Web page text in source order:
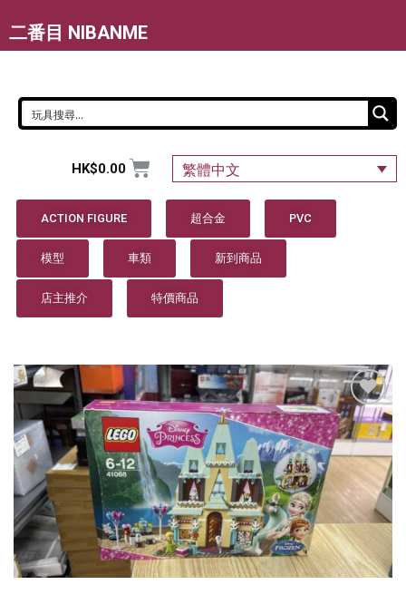
二番目 NIBANME
HK$0.00 繁體中文
ACTION FIGURE 超合金 PVC
模型 車類 新到商品
店主推介 特價商品